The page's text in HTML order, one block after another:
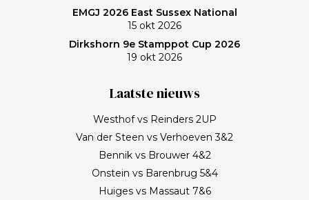
EMGJ 2026 East Sussex National
15 okt 2026
Dirkshorn 9e Stamppot Cup 2026
19 okt 2026
Laatste nieuws
Westhof vs Reinders 2UP
Van der Steen vs Verhoeven 3&2
Bennik vs Brouwer 4&2
Onstein vs Barenbrug 5&4
Huiges vs Massaut 7&6